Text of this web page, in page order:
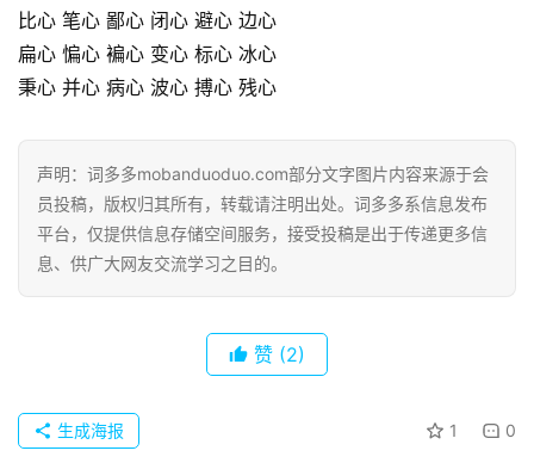
比心 笔心 鄙心 闭心 避心 边心
扁心 惼心 褊心 变心 标心 冰心
秉心 并心 病心 波心 搏心 残心
声明：词多多mobanduoduo.com部分文字图片内容来源于会
员投稿，版权归其所有，转载请注明出处。词多多系信息发布
平台，仅提供信息存储空间服务，接受投稿是出于传递更多信
息、供广大网友交流学习之目的。
赞 (2)
1 0
生成海报